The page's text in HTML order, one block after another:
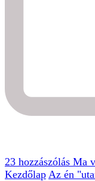
23 hozzászólás Ma
Kezdőlap Az én